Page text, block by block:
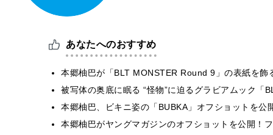
あなたへのおすすめ
本郷柚巴が「BLT MONSTER Round 9」の表紙を飾
被写体の奥底に眠る “怪物”に迫るグラビアムック
本郷柚巴、ビキニ姿の「BUBKA」オフショットを
本郷柚巴がヤングマガジンのオフショットを公開！